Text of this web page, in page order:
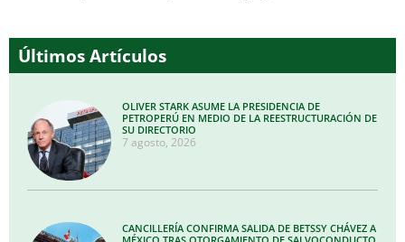
Últimos Artículos
OLIVER STARK ASUME LA PRESIDENCIA DE
PETROPERÚ EN MEDIO DE LA REESTRUCTURACIÓN DE
SU DIRECTORIO
7 agosto, 2026
CANCILLERÍA CONFIRMA SALIDA DE BETSSY CHÁVEZ A